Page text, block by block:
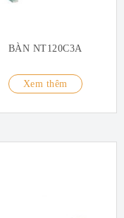
BÀN NT120C3A
Xem thêm